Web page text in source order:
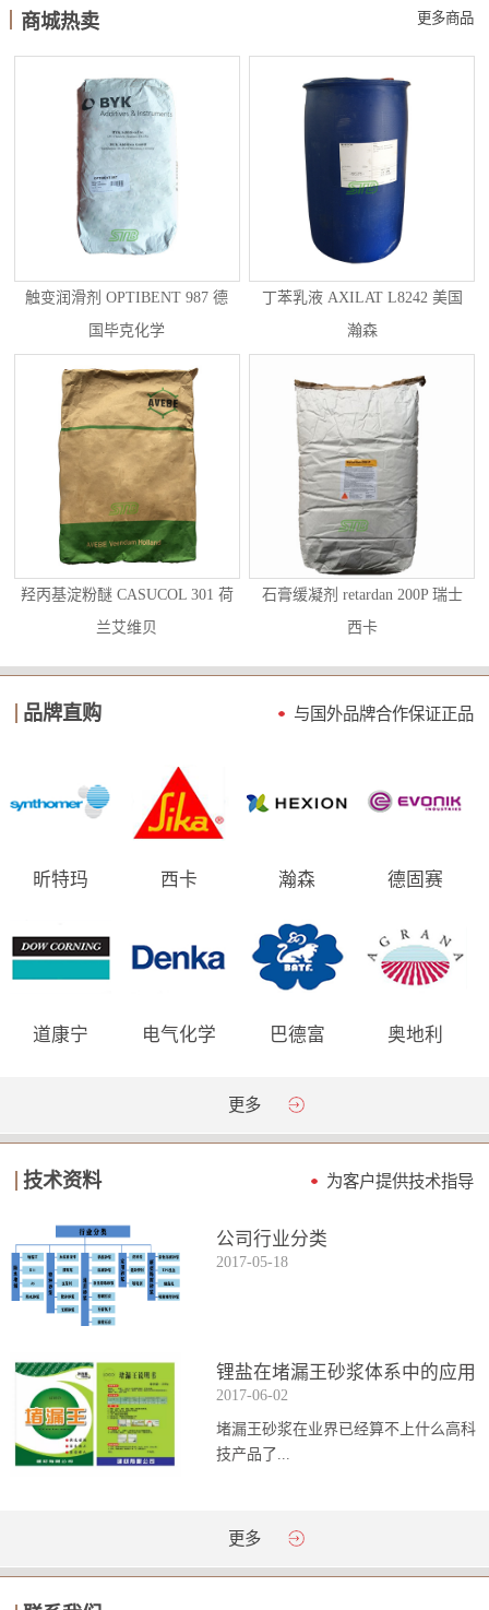
商城热卖 更多商品
触变润滑剂 OPTIBENT 987 德
国毕克化学
丁苯乳液 AXILAT L8242 美国
瀚森
羟丙基淀粉醚 CASUCOL 301 荷
兰艾维贝
石膏缓凝剂 retardan 200P 瑞士
西卡
品牌直购 与国外品牌合作保证正品
昕特玛 西卡 瀚森 德固赛
道康宁 电气化学 巴德富 奥地利
更多
技术资料 为客户提供技术指导
公司行业分类
2017-05-18
锂盐在堵漏王砂浆体系中的应用
2017-06-02
堵漏王砂浆在业界已经算不上什么高科
技产品了...
。简单来说它就是一种能够迅速凝固的
通砂浆的强...
更多